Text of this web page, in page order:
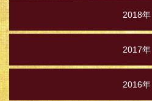
2018年
2017年
2016年